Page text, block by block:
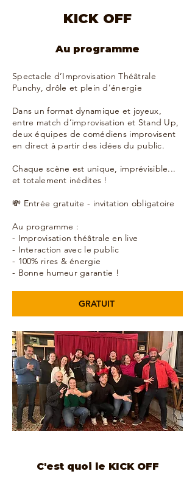
KICK OFF
Au programme
Spectacle d’Improvisation Théâtrale
Punchy, drôle et plein d’énergie
Dans un format dynamique et joyeux,
entre match d’improvisation et Stand Up,
deux équipes de comédiens improvisent
en direct à partir des idées du public.
Chaque scène est unique, imprévisible...
et totalement inédites !
💸 Entrée gratuite - invitation obligatoire
Au programme :
- Improvisation théâtrale en live
- Interaction avec le public
- 100% rires & énergie
- Bonne humeur garantie !
GRATUIT
C'est quoi le KICK OFF